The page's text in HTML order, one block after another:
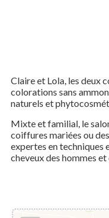
Claire et Lola, les deux
colorations sans
naturels et
Mixte et familial, le
coiffures mariées ou
expertes en techniques
cheveux des hommes